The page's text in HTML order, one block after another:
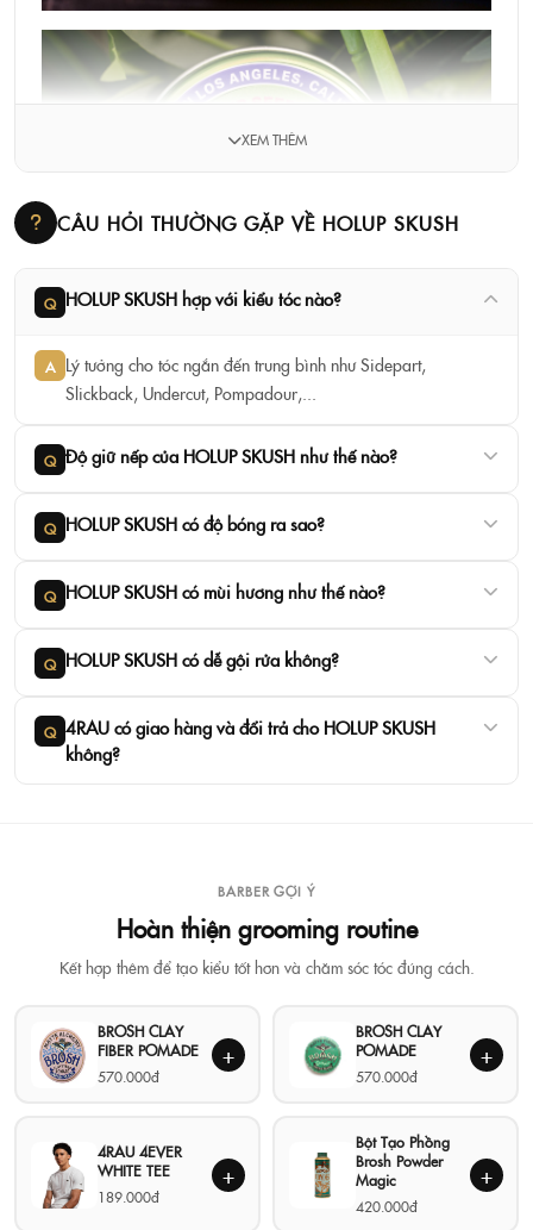
XEM THÊM
CÂU HỎI THƯỜNG GẶP VỀ HOLUP SKUSH
Q HOLUP SKUSH hợp với kiểu tóc nào?
A Lý tưởng cho tóc ngắn đến trung bình như Sidepart,
Slickback, Undercut, Pompadour,...
Q Độ giữ nếp của HOLUP SKUSH như thế nào?
Q HOLUP SKUSH có độ bóng ra sao?
Q HOLUP SKUSH có mùi hương như thế nào?
Q HOLUP SKUSH có dễ gội rửa không?
Q 4RAU có giao hàng và đổi trả cho HOLUP SKUSH
không?
BARBER GỢI Ý
Hoàn thiện grooming routine
Kết hợp thêm để tạo kiểu tốt hơn và chăm sóc tóc đúng cách.
BROSH CLAY
FIBER POMADE
570.000đ
+
BROSH CLAY
POMADE
570.000đ
+
4RAU 4EVER
WHITE TEE
189.000đ
+
Bột Tạo Phồng
Brosh Powder
Magic
420.000đ
+